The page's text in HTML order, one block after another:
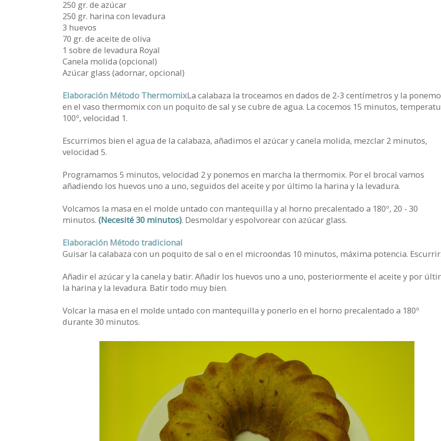
250 gr. de azúcar
250 gr. harina con levadura
3 huevos
70 gr. de aceite de oliva
1 sobre de levadura Royal
Canela molida (opcional)
Azúcar glass (adornar, opcional)
Elaboración Método ThermomixLa calabaza la troceamos en dados de 2-3 centímetros y la
en el vaso thermomix con un poquito de sal y se cubre de agua. La cocemos 15 minutos,
100º, velocidad 1.
Escurrimos bien el agua de la calabaza, añadimos el azúcar y canela molida, mezclar 2 minutos,
velocidad 5.
Programamos 5 minutos, velocidad 2 y ponemos en marcha la thermomix. Por el brocal vamos
añadiendo los huevos uno a uno, seguidos del aceite y por último la harina y la levadura.
Volcamos la masa en el molde untado con mantequilla y al horno precalentado a 180º, 20 - 30
minutos. (Necesité 30 minutos). Desmoldar y espolvorear con azúcar glass.
Elaboración Método tradicional
Guisar la calabaza con un poquito de sal o en el microondas 10 minutos, máxima potencia.
Añadir el azúcar y la canela y batir. Añadir los huevos uno a uno, posteriormente el aceite y por
la harina y la levadura. Batir todo muy bien.
Volcar la masa en el molde untado con mantequilla y ponerlo en el horno precalentado a 180º
durante 30 minutos.